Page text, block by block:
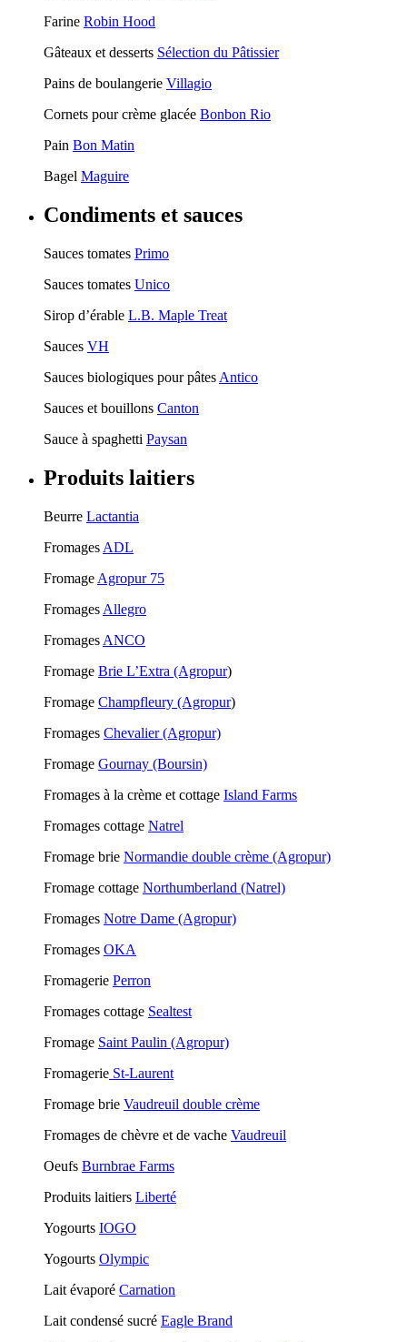
Farine Robin Hood
Gâteaux et desserts Sélection du Pâtissier
Pains de boulangerie Villagio
Cornets pour crème glacée Bonbon Rio
Pain Bon Matin
Bagel Maguire
Condiments et sauces
Sauces tomates Primo
Sauces tomates Unico
Sirop d’érable L.B. Maple Treat
Sauces VH
Sauces biologiques pour pâtes Antico
Sauces et bouillons Canton
Sauce à spaghetti Paysan
Produits laitiers
Beurre Lactantia
Fromages ADL
Fromage Agropur 75
Fromages Allegro
Fromages ANCO
Fromage Brie L’Extra (Agropur)
Fromage Champfleury (Agropur)
Fromages Chevalier (Agropur)
Fromage Gournay (Boursin)
Fromages à la crème et cottage Island Farms
Fromages cottage Natrel
Fromage brie Normandie double crème (Agropur)
Fromage cottage Northumberland (Natrel)
Fromages Notre Dame (Agropur)
Fromages OKA
Fromagerie Perron
Fromages cottage Sealtest
Fromage Saint Paulin (Agropur)
Fromagerie St-Laurent
Fromage brie Vaudreuil double crème
Fromages de chèvre et de vache Vaudreuil
Oeufs Burnbrae Farms
Produits laitiers Liberté
Yogourts IOGO
Yogourts Olympic
Lait évaporé Carnation
Lait condensé sucré Eagle Brand